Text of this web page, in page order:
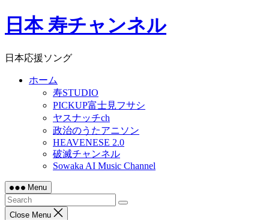
Skip
to日本 寿チャンネル
日本応援ソング
ホーム
寿STUDIO
PICKUP富士見フサシ
ヤスナッチch
政治のうたアニソン
HEAVENESE 2.0
破滅チャンネル
Sowaka AI Music Channel
Menu
Close Menu